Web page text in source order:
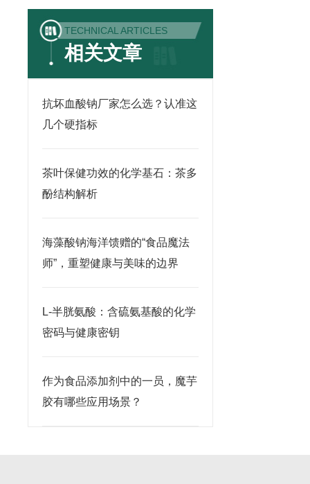
TECHNICAL ARTICLES
相关文章
抗坏血酸钠厂家怎么选？认准这
几个硬指标
茶叶保健功效的化学基石：茶多
酚结构解析
海藻酸钠海洋馈赠的“食品魔法
师”，重塑健康与美味的边界
L-半胱氨酸：含硫氨基酸的化学
密码与健康密钥
作为食品添加剂中的一员，魔芋
胶有哪些应用场景？